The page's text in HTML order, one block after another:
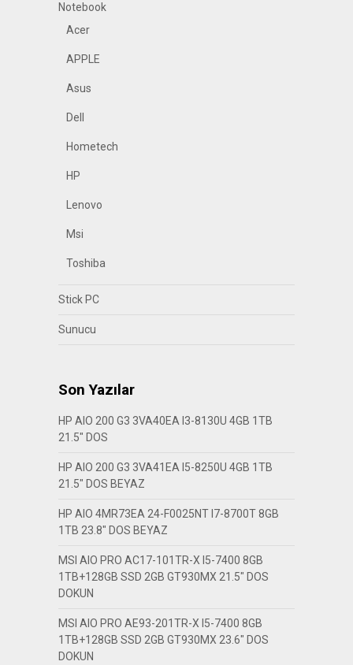
Notebook
Acer
APPLE
Asus
Dell
Hometech
HP
Lenovo
Msi
Toshiba
Stick PC
Sunucu
Son Yazılar
HP AIO 200 G3 3VA40EA I3-8130U 4GB 1TB
21.5″ DOS
HP AIO 200 G3 3VA41EA I5-8250U 4GB 1TB
21.5″ DOS BEYAZ
HP AIO 4MR73EA 24-F0025NT I7-8700T 8GB
1TB 23.8″ DOS BEYAZ
MSI AIO PRO AC17-101TR-X I5-7400 8GB
1TB+128GB SSD 2GB GT930MX 21.5″ DOS
DOKUN
MSI AIO PRO AE93-201TR-X I5-7400 8GB
1TB+128GB SSD 2GB GT930MX 23.6″ DOS
DOKUN